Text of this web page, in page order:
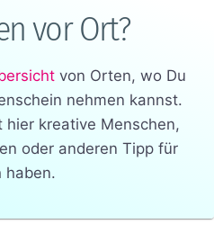
vor Ort?
von Orten, wo Du
nehmen kannst.
hier kreative Menschen,
oder anderen Tipp für
haben.